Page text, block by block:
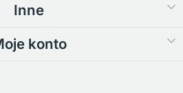
Inne
konto